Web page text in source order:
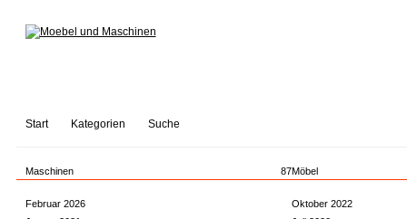
Start Kategorien Suche
Maschinen 87Möbel
Februar 2026
Oktober 2022